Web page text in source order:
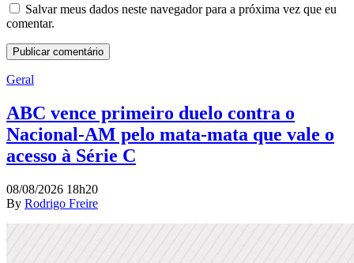
Salvar meus dados neste navegador para a próxima vez que eu
comentar.
Geral
ABC vence primeiro duelo contra o
Nacional-AM pelo mata-mata que vale o
acesso à Série C
08/08/2026 18h20
By Rodrigo Freire